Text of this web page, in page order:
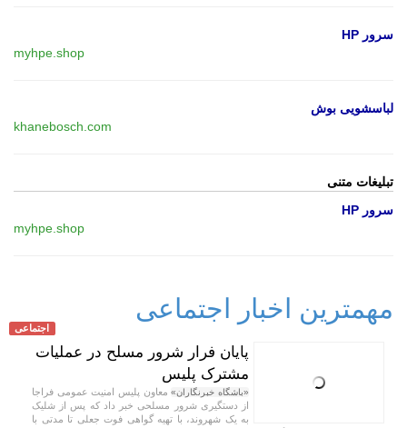
سرور HP
myhpe.shop
لباسشویی بوش
khanebosch.com
تبلیغات متنی
سرور HP
myhpe.shop
مهمترین اخبار اجتماعی
اجتماعی
پایان فرار شرور مسلح در عملیات
مشترک پلیس
«باشگاه خبرنگاران»معاون پلیس امنیت عمومی فراجا
از دستگیری شرور مسلحی خبر داد که پس از شلیک
به یک شهروند، با تهیه گواهی فوت جعلی تا مدتی با